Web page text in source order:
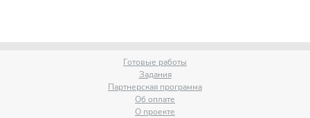
Готовые работы
Задания
Партнерская программа
Об оплате
О проекте